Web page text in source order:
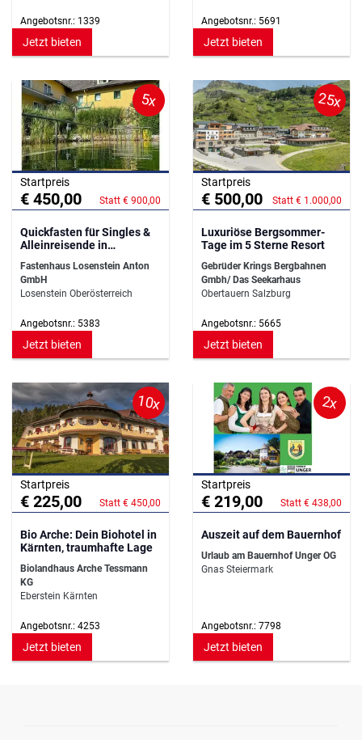
Angebotsnr.: 1339
Jetzt bieten
Angebotsnr.: 5691
Jetzt bieten
5x
Startpreis
€ 450,00 Statt € 900,00
Quickfasten für Singles &
Alleinreisende in
Fastenhaus Losenstein Anton
GmbH
Losenstein Oberösterreich
Angebotsnr.: 5383
Jetzt bieten
25x
Startpreis
€ 500,00 Statt € 1.000,00
Luxuriöse Bergsommer-
Tage im 5 Sterne Resort
Gebrüder Krings Bergbahnen
Gmbh/ Das Seekarhaus
Obertauern Salzburg
Angebotsnr.: 5665
Jetzt bieten
10x
Startpreis
€ 225,00 Statt € 450,00
Bio Arche: Dein Biohotel in
Kärnten, traumhafte Lage
Biolandhaus Arche Tessmann
KG
Eberstein Kärnten
Angebotsnr.: 4253
Jetzt bieten
2x
Startpreis
€ 219,00 Statt € 438,00
Auszeit auf dem Bauernhof
Urlaub am Bauernhof Unger OG
Gnas Steiermark
Angebotsnr.: 7798
Jetzt bieten